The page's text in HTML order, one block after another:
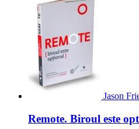
Jason
Remote. Biroul este